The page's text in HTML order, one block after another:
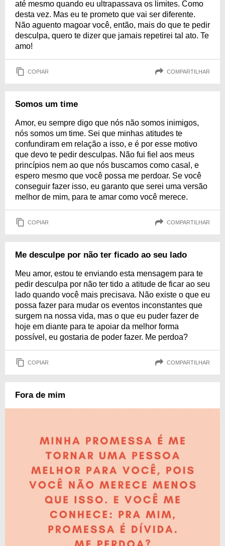
até mesmo quando eu ultrapassava os limites. Como
desta vez. Mas eu te prometo que vai ser diferente.
Não aguento magoar você, então, mais do que te pedir
desculpa, quero te dizer que jamais repetirei tal ato. Te
amo!
COPIAR COMPARTILHAR
Somos um time
Amor, eu sempre digo que nós não somos inimigos,
nós somos um time. Sei que minhas atitudes te
confundiram em relação a isso, e é por esse motivo
que devo te pedir desculpas. Não fui fiel aos meus
princípios nem ao que nós buscamos como casal, e
espero mesmo que você possa me perdoar. Se você
conseguir fazer isso, eu garanto que serei uma versão
melhor de mim, para te amar como você merece.
COPIAR COMPARTILHAR
Me desculpe por não ter ficado ao seu lado
Meu amor, estou te enviando esta mensagem para te
pedir desculpa por não ter tido a atitude de ficar ao seu
lado quando você mais precisava. Não existe o que eu
possa fazer para mudar os eventos inconstantes que
surgem na nossa vida, mas o que eu puder fazer de
hoje em diante para te apoiar da melhor forma
possível, eu gostaria de poder fazer. Me perdoa?
COPIAR COMPARTILHAR
Fora de mim